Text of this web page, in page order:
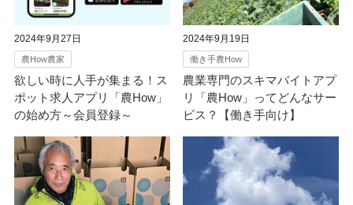
2024年9月27日
農How農家
欲しい時に人手が集まる！ス
ポット求人アプリ「農How」
の始め方～会員登録～
2024年9月19日
働き手農How
農業専門のスキマバイトアプ
リ「農How」ってどんなサー
ビス？【働き手向け】